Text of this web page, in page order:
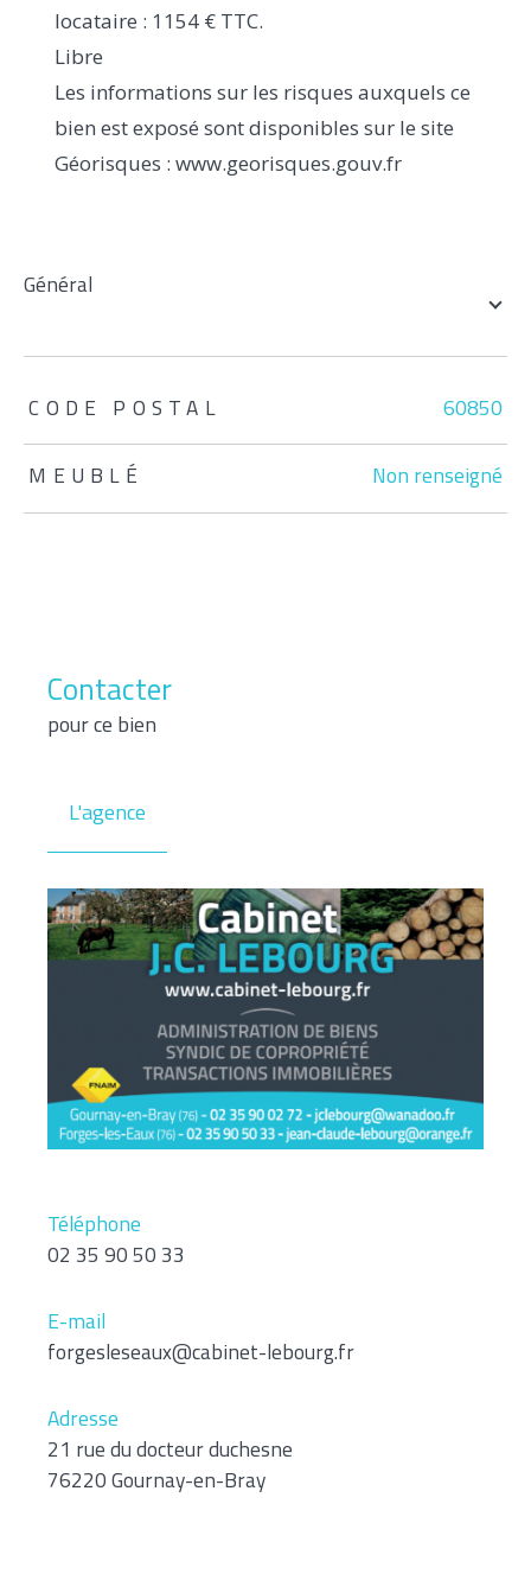
locataire : 1154 € TTC.
Libre
Les informations sur les risques auxquels ce
bien est exposé sont disponibles sur le site
Géorisques : www.georisques.gouv.fr
général
TRAD_ZEPHYR_Caracteristique TRAD_ZEPHYR_Valeurs
CODE POSTAL 60850
MEUBLÉ Non renseigné
Contacter
pour ce bien
L'agence
Téléphone
02 35 90 50 33
E-mail
forgesleseaux@cabinet-lebourg.fr
Adresse
21 rue du docteur duchesne
76220 Gournay-en-Bray